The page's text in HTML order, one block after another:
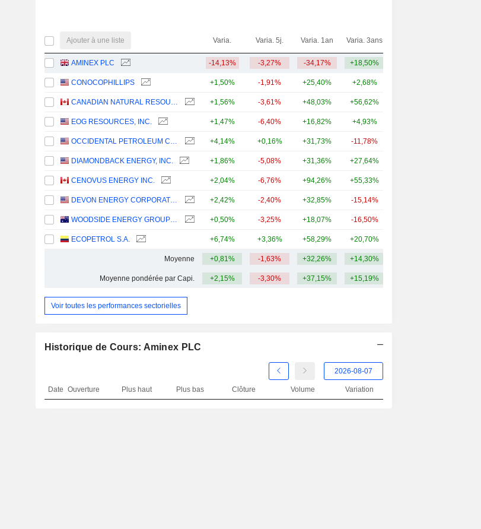
Ajouter à une liste Varia. Varia. 5j. Varia. 1an Varia. 3ans
AMINEX PLC -14,13% -3,27% -34,17% +18,50%
CONOCOPHILLIPS +1,50% -1,91% +25,40% +2,68%
CANADIAN NATURAL RESOURCES LIMITED +1,56% -3,61% +48,03% +56,62%
EOG RESOURCES, INC. +1,47% -6,40% +16,82% +4,93%
OCCIDENTAL PETROLEUM CORPORATION +4,14% +0,16% +31,73% -11,78%
DIAMONDBACK ENERGY, INC. +1,86% -5,08% +31,36% +27,64%
CENOVUS ENERGY INC. +2,04% -6,76% +94,26% +55,33%
DEVON ENERGY CORPORATION +2,42% -2,40% +32,85% -15,14%
WOODSIDE ENERGY GROUP LTD +0,50% -3,25% +18,07% -16,50%
ECOPETROL S.A. +6,74% +3,36% +58,29% +20,70%
Moyenne +0,81% -1,63% +32,26% +14,30%
Moyenne pondérée par Capi. +2,15% -3,30% +37,15% +15,19%
Voir toutes les performances sectorielles
Historique de Cours: Aminex PLC
Date Ouverture Plus haut Plus bas Clôture Volume Variation